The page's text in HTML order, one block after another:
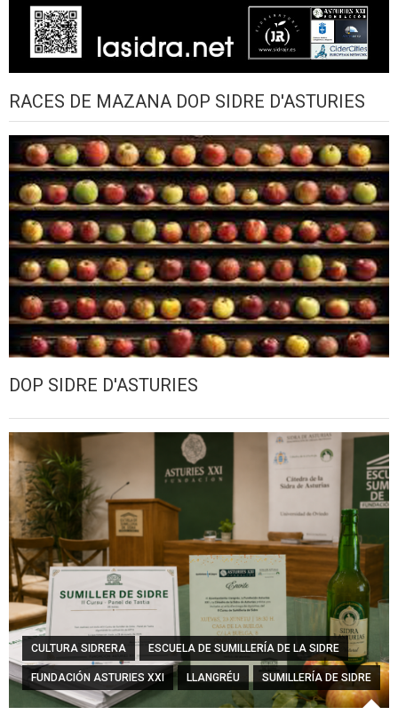
RACES DE MAZANA DOP SIDRE D'ASTURIES
DOP SIDRE D'ASTURIES
CULTURA SIDRERA ESCUELA DE SUMILLERÍA DE LA SIDRE
FUNDACIÓN ASTURIES XXI LLANGRÉU SUMILLERÍA DE SIDRE